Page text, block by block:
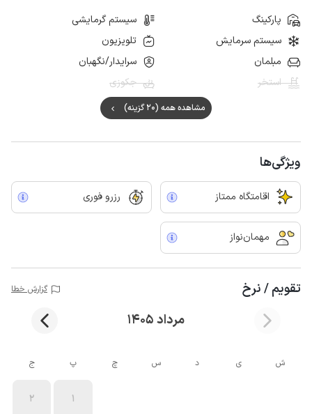
پارکینگ
سیستم گرمایشی
سیستم سرمایش
تلویزیون
مبلمان
سرایدار/نگهبان
استخر
جکوزی
مشاهده همه (20 گزینه)
ویژگی‌ها
اقامتگاه ممتاز رزرو فوری
مهمان‌نواز
تقویم / نرخ گزارش خطا
مرداد 1405
ش ی د س چ پ ج
1
2